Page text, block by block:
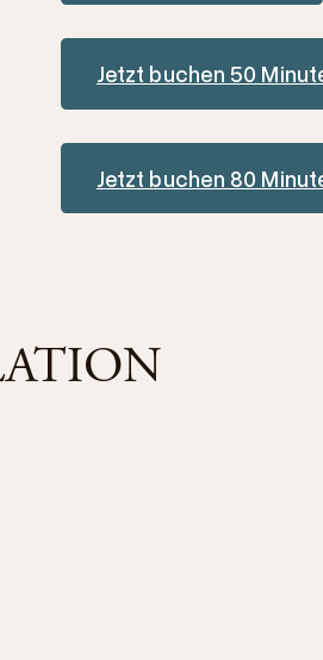
Jetzt buchen 50
Jetzt buchen 80